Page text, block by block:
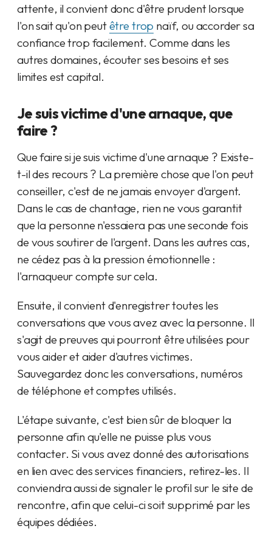
attente, il convient donc d'être prudent lorsque
l'on sait qu'on peutêtre trop naïf, ou accorder sa
confiance trop facilement. Comme dans les
autres domaines, écouter ses besoins et ses
limites est capital.
Je suis victime d'une arnaque, que
faire ?
Que faire si je suis victime d'une arnaque ? Existe-
t-il des recours ? La première chose que l'on peut
conseiller, c'est de ne jamais envoyer d'argent.
Dans le cas de chantage, rien ne vous garantit
que la personne n'essaiera pas une seconde fois
de vous soutirer de l'argent. Dans les autres cas,
ne cédez pas à la pression émotionnelle :
l'arnaqueur compte sur cela.
Ensuite, il convient d'enregistrer toutes les
conversations que vous avez avec la personne. Il
s'agit de preuves qui pourront être utilisées pour
vous aider et aider d'autres victimes.
Sauvegardez donc les conversations, numéros
de téléphone et comptes utilisés.
L'étape suivante, c'est bien sûr de bloquer la
personne afin qu'elle ne puisse plus vous
contacter. Si vous avez donné des autorisations
en lien avec des services financiers, retirez-les. Il
conviendra aussi de signaler le profil sur le site de
rencontre, afin que celui-ci soit supprimé par les
équipes dédiées.